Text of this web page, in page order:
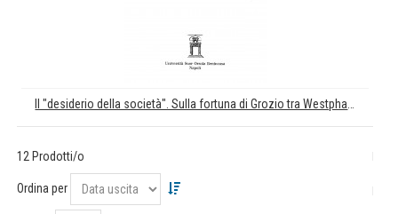
12 Prodotti/o
Ordina per